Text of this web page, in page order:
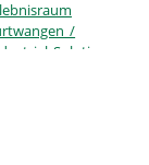
/
Solutions